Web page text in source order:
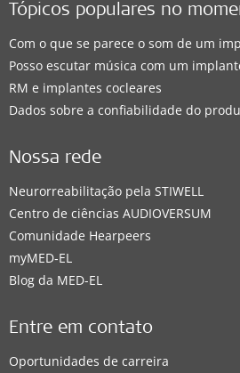
Tópicos populares no
Com o que se parece o som de um
Posso escutar música com um
RM e implantes cocleares
Dados sobre a confiabilidade do
Nossa rede
Neurorreabilitação pela STIWELL
Centro de ciências AUDIOVERSUM
Comunidade Hearpeers
myMED‑EL
Blog da MED-EL
Entre em contato
Oportunidades de carreira